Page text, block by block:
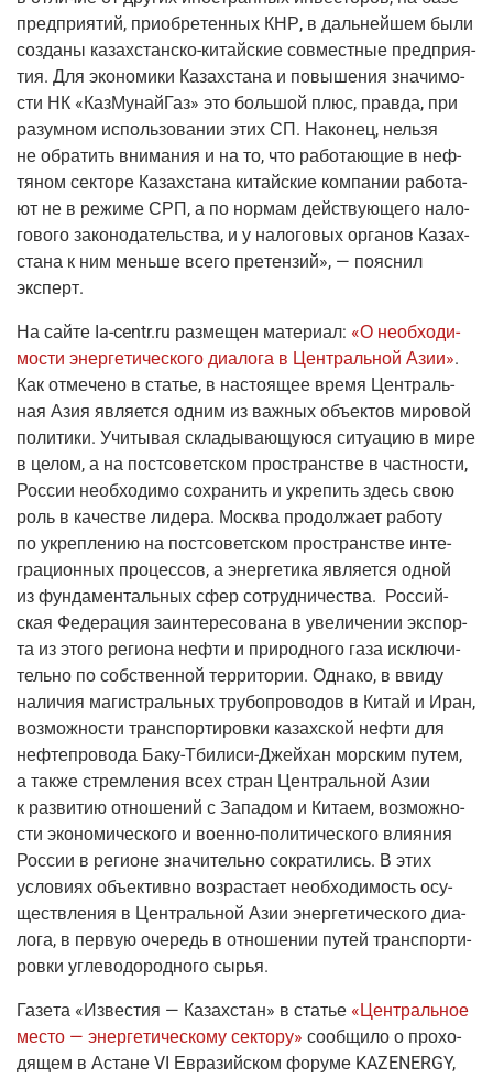
пред­при­я­тий, при­об­ре­тен­ных КНР, в даль­ней­шем были
созда­ны казах­стан­ско-китай­ские сов­мест­ные пред­при­я­
тия. Для эко­но­ми­ки Казах­ста­на и повы­ше­ния зна­чи­мо­
сти НК «Каз­Му­най­Газ» это боль­шой плюс, прав­да, при
разум­ном исполь­зо­ва­нии этих СП. Нако­нец, нель­зя
не обра­тить вни­ма­ния и на то, что рабо­та­ю­щие в неф­
тя­ном сек­то­ре Казах­ста­на китай­ские ком­па­нии рабо­та­
ют не в режи­ме СРП, а по нор­мам дей­ству­ю­ще­го нало­
го­во­го зако­но­да­тель­ства, и у нало­го­вых орга­нов Казах­
ста­на к ним мень­ше все­го пре­тен­зий», — пояс­нил
эксперт.
На сай­те Ia-centr.ru раз­ме­щен мате­ри­ал: «О необ­хо­ди­
мо­сти энер­ге­ти­че­ско­го диа­ло­га в Цен­траль­ной Азии».
Как отме­че­но в ста­тье, в насто­я­щее вре­мя Цен­траль­
ная Азия явля­ет­ся одним из важ­ных объ­ек­тов миро­вой
поли­ти­ки. Учи­ты­вая скла­ды­ва­ю­щу­ю­ся ситу­а­цию в мире
в целом, а на пост­со­вет­ском про­стран­стве в част­но­сти,
Рос­сии необ­хо­ди­мо сохра­нить и укре­пить здесь свою
роль в каче­стве лиде­ра. Москва про­дол­жа­ет рабо­ту
по укреп­ле­нию на пост­со­вет­ском про­стран­стве инте­
гра­ци­он­ных про­цес­сов, а энер­ге­ти­ка явля­ет­ся одной
из фун­да­мен­таль­ных сфер сотруд­ни­че­ства. Рос­сий­
ская Феде­ра­ция заин­те­ре­со­ва­на в уве­ли­че­нии экс­пор­
та из это­го реги­о­на неф­ти и при­род­но­го газа исклю­чи­
тель­но по соб­ствен­ной тер­ри­то­рии. Одна­ко, в вви­ду
нали­чия маги­страль­ных тру­бо­про­во­дов в Китай и Иран,
воз­мож­но­сти транс­пор­ти­ров­ки казах­ской неф­ти для
неф­те­про­во­да Баку-Тби­ли­си-Джей­хан мор­ским путем,
а так­же стрем­ле­ния всех стран Цен­траль­ной Азии
к раз­ви­тию отно­ше­ний с Запа­дом и Кита­ем, воз­мож­но­
сти эко­но­ми­че­ско­го и воен­но-поли­ти­че­ско­го вли­я­ния
Рос­сии в реги­оне зна­чи­тель­но сокра­ти­лись. В этих
усло­ви­ях объ­ек­тив­но воз­рас­та­ет необ­хо­ди­мость осу­
ществ­ле­ния в Цен­траль­ной Азии энер­ге­ти­че­ско­го диа­
ло­га, в первую оче­редь в отно­ше­нии путей транс­пор­ти­
ров­ки угле­во­до­род­но­го сырья.
Газе­та «Изве­стия — Казах­стан» в ста­тье «Цен­траль­ное
место — энер­ге­ти­че­ско­му сек­то­ру» сооб­щи­ло о про­хо­
дя­щем в Астане VI Евразий­ском фору­ме KAZENERGY,